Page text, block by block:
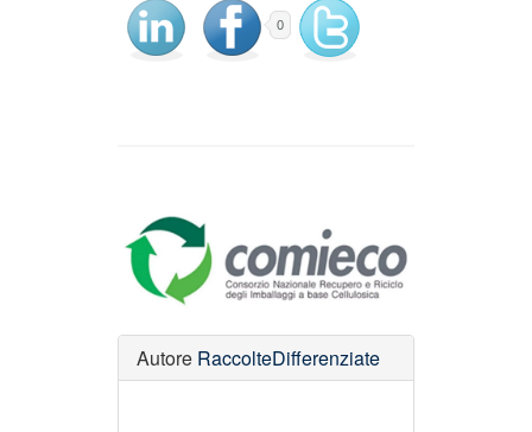
0
Autore RaccolteDifferenziate